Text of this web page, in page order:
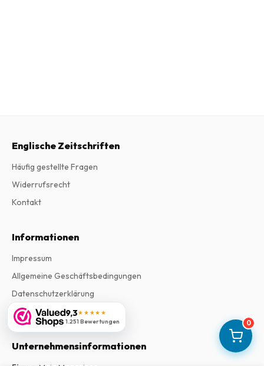
0
9,3★★★★★
1.251 Bewertungen
Englische Zeitschriften
Häufig gestellte Fragen
Widerrufsrecht
Kontakt
Informationen
Impressum
Allgemeine Geschäftsbedingungen
Datenschutzerklärung
Beschwerden
Unternehmensinformationen